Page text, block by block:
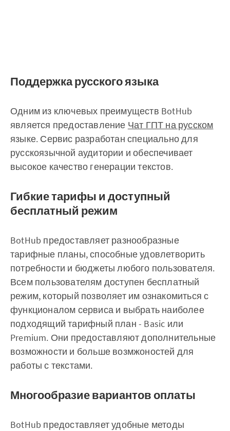
Поддержка русского языка
Одним из ключевых преимуществ BotHub
является предоставление Чат ГПТ на русском
языке. Сервис разработан специально для
русскоязычной аудитории и обеспечивает
высокое качество генерации текстов.
Гибкие тарифы и доступный
бесплатный режим
BotHub предоставляет разнообразные
тарифные планы, способные удовлетворить
потребности и бюджеты любого пользователя.
Всем пользователям доступен бесплатный
режим, который позволяет им ознакомиться с
функционалом сервиса и выбрать наиболее
подходящий тарифный план - Basic или
Premium. Они предоставляют дополнительные
возможности и больше возмжоностей для
работы с текстами.
Многообразие вариантов оплаты
BotHub предоставляет удобные методы